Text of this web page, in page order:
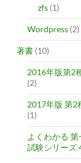
zfs (1)
Wordpress (2)
著書 (10)
2016年版第2
(2)
2017年版 第2
(1)
よくわかる
試験シリーズ